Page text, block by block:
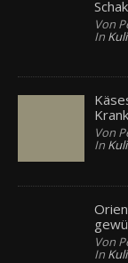
Von
In
Von
In
Von
In